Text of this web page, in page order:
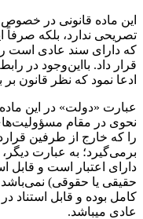
این ماده‌ قانونی در
تصریحی ندارد، بلکه صرفاً
که دارای سند عادی است
قرار داد. بااین‌وجود در
ادعا نمود که نظر قانون
عبارت «دولت» در این
نحوی در مقام
را که خارج از طرفین
برمی‌گیرد؛ به‌ عبارت‌
دارای اعتبار است و قابل
حقیقی یا حقوقی) نمی‌باشد
کامل بوده و قابل استناد
عادی میباشد.